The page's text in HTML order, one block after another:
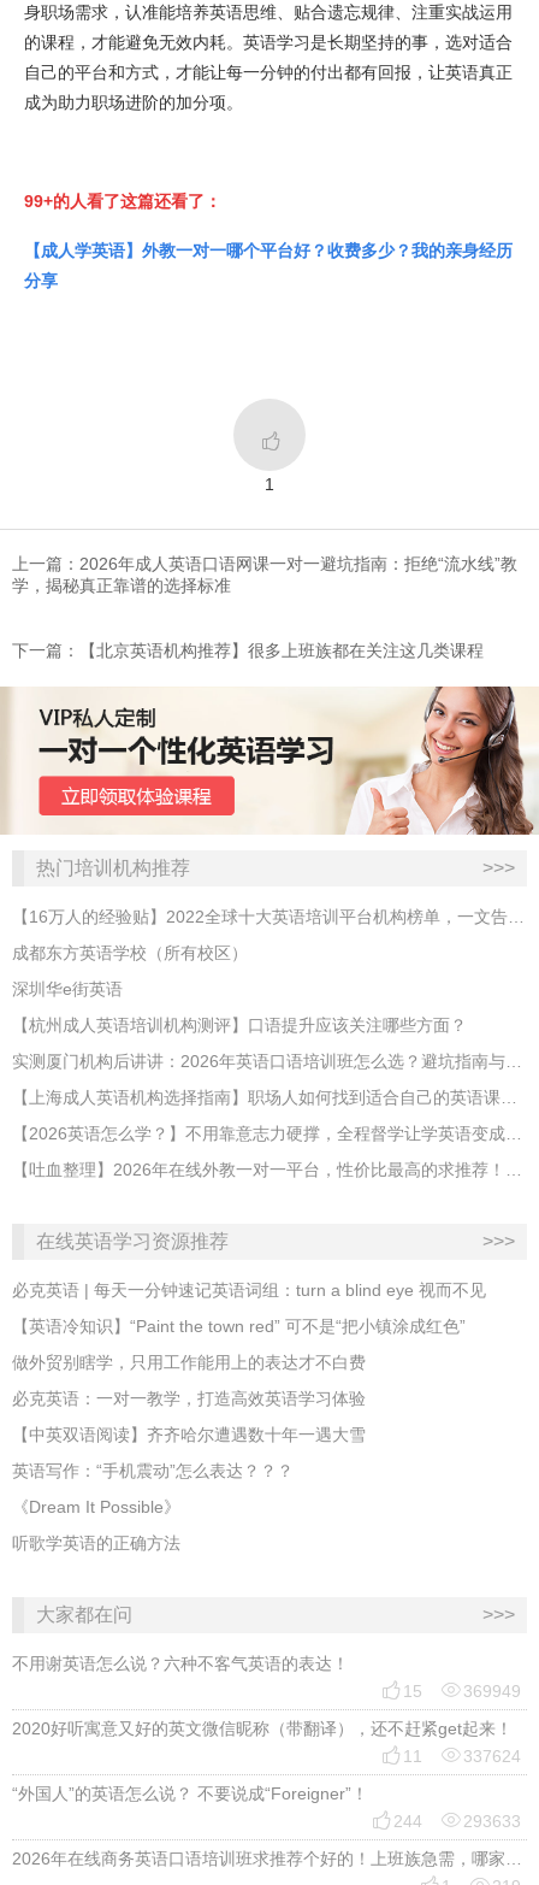
身职场需求，认准能培养英语思维、贴合遗忘规律、注重实战运用
的课程，才能避免无效内耗。英语学习是长期坚持的事，选对适合
自己的平台和方式，才能让每一分钟的付出都有回报，让英语真正
成为助力职场进阶的加分项。
99+的人看了这篇还看了：
【成人学英语】外教一对一哪个平台好？收费多少？我的亲身经历
分享

1
上一篇：2026年成人英语口语网课一对一避坑指南：拒绝“流水线”教
学，揭秘真正靠谱的选择标准
下一篇：​【北京英语机构推荐】很多上班族都在关注这几类课程
热门培训机构推荐 >>>
【16万人的经验贴】2022全球十大英语培训平台机构榜单，一文告诉你
成都东方英语学校（所有校区）
深圳华e街英语
【杭州成人英语培训机构测评】口语提升应该关注哪些方面？
实测厦门机构后讲讲：2026年英语口语培训班怎么选？避坑指南与高效学习新范式
【上海成人英语机构选择指南】职场人如何找到适合自己的英语课程？
【2026英语怎么学？】不用靠意志力硬撑，全程督学让学英语变成日常习惯
【吐血整理】2026年在线外教一对一平台，性价比最高的求推荐！哪家效果好？
在线英语学习资源推荐 >>>
必克英语 | 每天一分钟速记英语词组：turn a blind eye 视而不见
​【英语冷知识】“Paint the town red” 可不是“把小镇涂成红色”
做外贸别瞎学，只用工作能用上的表达才不白费
必克英语：一对一教学，打造高效英语学习体验
【中英双语阅读】齐齐哈尔遭遇数十年一遇大雪
英语写作：“手机震动”怎么表达？？？
《Dream It Possible》
听歌学英语的正确方法
大家都在问 >>>
不用谢英语怎么说？六种不客气英语的表达！
 15 369949
2020好听寓意又好的英文微信昵称（带翻译），还不赶紧get起来！
 11 337624
“外国人”的英语怎么说？ 不要说成“Foreigner”！
 244 293633
2026年在线商务英语口语培训班求推荐个好的！上班族急需，哪家好？